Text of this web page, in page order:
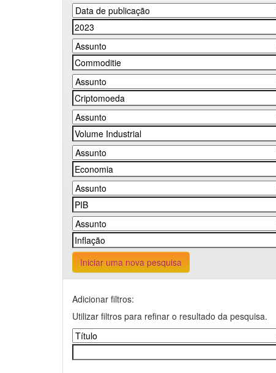
Iniciar uma nova pesquisa
Adicionar filtros:
Utilizar filtros para refinar o resultado da pesquisa.